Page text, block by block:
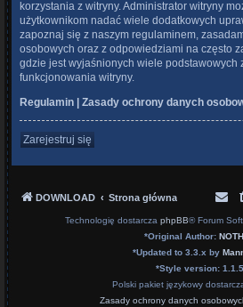
korzystania z witryny. Administrator witryny
użytkownikom nadać wiele dodatkowych
zapoznaj się z naszym regulaminem,
osobowych oraz z odpowiedziami na często
gdzie jest wyjaśnionych wiele podstawowych
funkcjonowania witryny.
Regulamin | Zasady ochrony danych
Zarejestruj się
DOWNLOAD Strona główna
Technologię dostarcza phpBB® Forum
*Original Author:
*Updated to 3.3.x by
*Style version: 1.1.5
Polski pakiet językowy
Zasady ochrony danych